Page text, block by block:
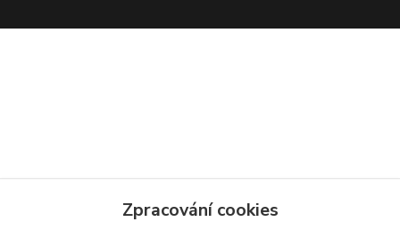
Zpracování cookies